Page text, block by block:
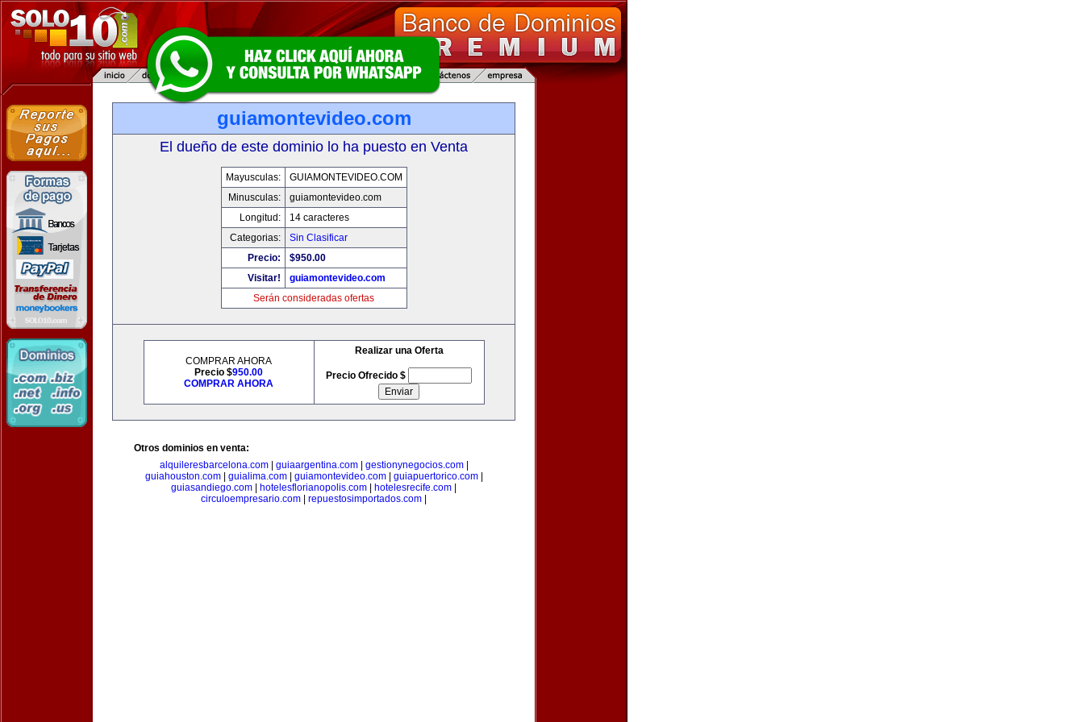
guiamontevideo.com
El dueño de este dominio lo ha puesto en Venta
Mayusculas:
GUIAMONTEVIDEO.COM
Minusculas:
guiamontevideo.com
Longitud:
14 caracteres
Categorias:
Sin Clasificar
Precio:
$950.00
Visitar!
guiamontevideo.com
Serán consideradas ofertas
COMPRAR AHORA
Precio $950.00
COMPRAR AHORA
Realizar una Oferta
Precio Ofrecido $
Otros dominios en venta:
alquileresbarcelona.com| guiaargentina.com| gestionynegocios.com|
guiahouston.com| guialima.com| guiamontevideo.com| guiapuertorico.com|
guiasandiego.com
hotelesflorianopolis.com hotelesrecife.com
circuloempresario.com
repuestosimportados.com